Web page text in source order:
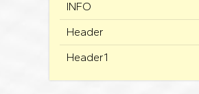
INFO
Header
Header1